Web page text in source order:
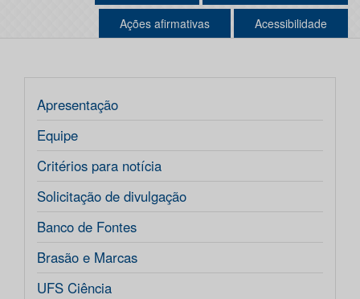
Ações afirmativas Acessibilidade
Apresentação
Equipe
Critérios para notícia
Solicitação de divulgação
Banco de Fontes
Brasão e Marcas
UFS Ciência